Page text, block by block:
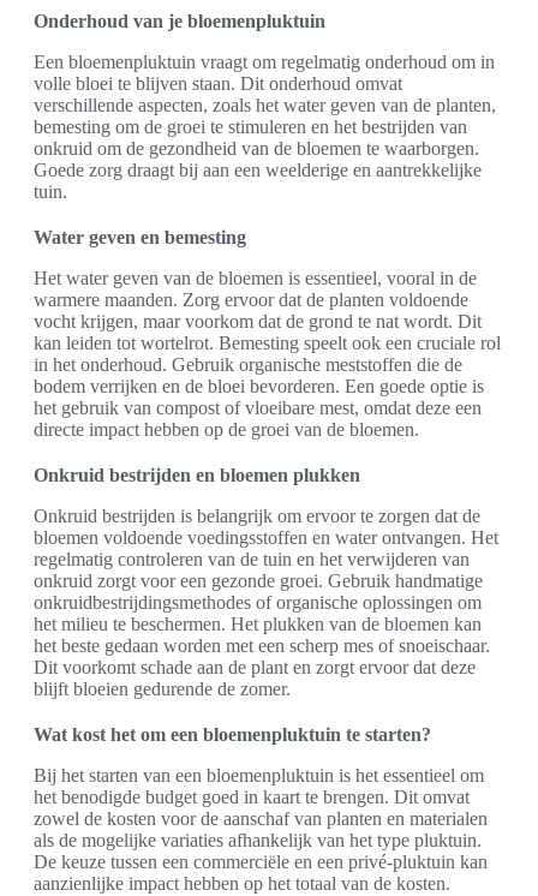
Onderhoud van je bloemenpluktuin
Een bloemenpluktuin vraagt om regelmatig onderhoud om in
volle bloei te blijven staan. Dit onderhoud omvat
verschillende aspecten, zoals het water geven van de planten,
bemesting om de groei te stimuleren en het bestrijden van
onkruid om de gezondheid van de bloemen te waarborgen.
Goede zorg draagt bij aan een weelderige en aantrekkelijke
tuin.
Water geven en bemesting
Het water geven van de bloemen is essentieel, vooral in de
warmere maanden. Zorg ervoor dat de planten voldoende
vocht krijgen, maar voorkom dat de grond te nat wordt. Dit
kan leiden tot wortelrot. Bemesting speelt ook een cruciale rol
in het onderhoud. Gebruik organische meststoffen die de
bodem verrijken en de bloei bevorderen. Een goede optie is
het gebruik van compost of vloeibare mest, omdat deze een
directe impact hebben op de groei van de bloemen.
Onkruid bestrijden en bloemen plukken
Onkruid bestrijden is belangrijk om ervoor te zorgen dat de
bloemen voldoende voedingsstoffen en water ontvangen. Het
regelmatig controleren van de tuin en het verwijderen van
onkruid zorgt voor een gezonde groei. Gebruik handmatige
onkruidbestrijdingsmethodes of organische oplossingen om
het milieu te beschermen. Het plukken van de bloemen kan
het beste gedaan worden met een scherp mes of snoeischaar.
Dit voorkomt schade aan de plant en zorgt ervoor dat deze
blijft bloeien gedurende de zomer.
Wat kost het om een bloemenpluktuin te starten?
Bij het starten van een bloemenpluktuin is het essentieel om
het benodigde budget goed in kaart te brengen. Dit omvat
zowel de kosten voor de aanschaf van planten en materialen
als de mogelijke variaties afhankelijk van het type pluktuin.
De keuze tussen een commerciële en een privé-pluktuin kan
aanzienlijke impact hebben op het totaal van de kosten.